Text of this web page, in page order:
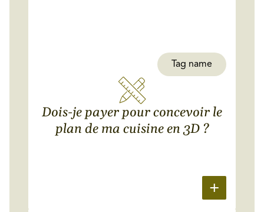
Tag name
Dois-je payer pour concevoir le
plan de ma cuisine en 3D ?